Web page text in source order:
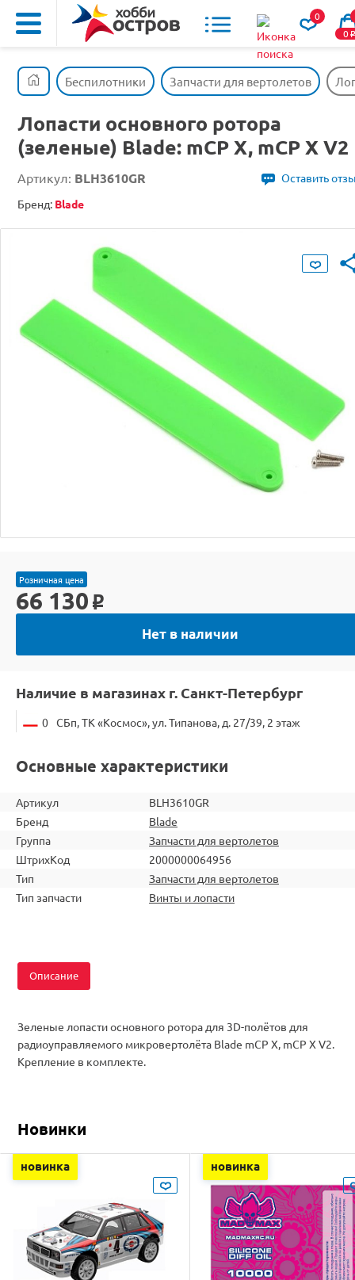
0
0o
Беспилотники Запчасти для вертолетов
Лопасти основного ротора
(зеленые) Blade: mCP X, mCP X V2
Артикул: BLH3610GR
Оставить
Бренд: Blade
Розничная цена
66 130 o
Нет в наличии
Наличие в магазинах г. Санкт-Петербург
0 СБп, ТК «Космос», ул. Типанова, д. 27/39, 2 этаж
Основные характеристики
Артикул
BLH3610GR
Бренд
Blade
Группа
Запчасти для вертолетов
ШтрихКод
2000000064956
Тип
Запчасти для вертолетов
Тип запчасти
Винты и лопасти
Описание
Зеленые лопасти основного ротора для 3D-полётов для
радиоуправляемого микровертолёта Blade mCP X, mCP X V2.
Крепление в комплекте.
Новинки
новинка новинка